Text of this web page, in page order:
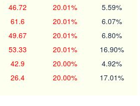
46.72 20.01% 5.59%
61.6 20.01% 6.07%
49.67 20.01% 6.80%
53.33 20.01% 16.90%
42.9 20.00% 4.92%
26.4 20.00% 17.01%